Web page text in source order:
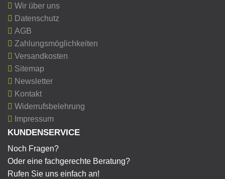
Wir über uns
Datenschutz
AGB
Zahlungsmöglichkeiten
Versandkosten
Sitemap
Newsletter
Kontakt
Widerrufsbelehrung
Impressum
KUNDENSERVICE
Noch Fragen?
Oder eine fachgerechte Beratung?
Rufen Sie uns einfach an!